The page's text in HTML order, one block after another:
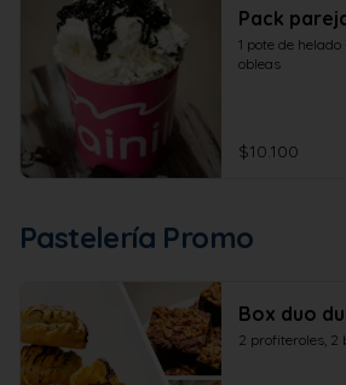
Pack
1 pote de
obleas
$10.100
Pastelería Promo
Box duo
2 profiteroles, 2